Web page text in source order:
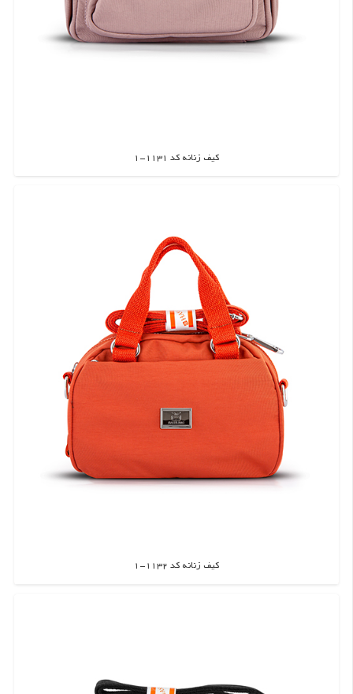
کیف زنانه کد 1131-1
اطلاعات بیشتر
کیف زنانه کد 1132-1
اطلاعات بیشتر